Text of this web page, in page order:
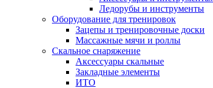
Ледорубы и инструменты
Оборудование для тренировок
Зацепы и тренировочные доски
Массажные мячи и роллы
Скальное снаряжение
Аксессуары скальные
Закладные элементы
ИТО